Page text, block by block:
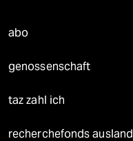
abo
genossenschaft
taz zahl ich
recherchefonds ausland